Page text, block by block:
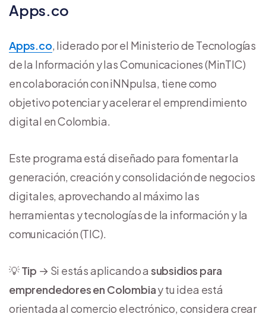
Apps.co
Apps.co, liderado por el Ministerio de Tecnologías
de la Información y las Comunicaciones (MinTIC)
en colaboración con iNNpulsa, tiene como
objetivo potenciar y acelerar el emprendimiento
digital en Colombia.
Este programa está diseñado para fomentar la
generación, creación y consolidación de negocios
digitales, aprovechando al máximo las
herramientas y tecnologías de la información y la
comunicación (TIC).
💡Tip → Si estás aplicando a subsidios para
emprendedores en Colombiay tu idea está
orientada al comercio electrónico, considera crear